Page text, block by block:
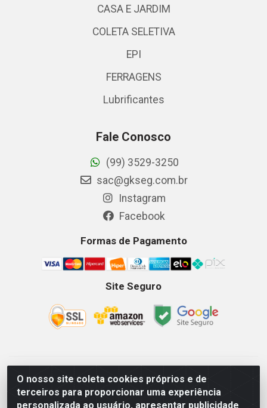
O nosso site coleta cookies próprios e de
terceiros para proporcionar uma experiência
personalizada ao usuário, apresentar publicidade
CASA E JARDIM
COLETA SELETIVA
EPI
FERRAGENS
Lubrificantes
Fale Conosco
(99) 3529-3250
sac@gkseg.com.br
Instagram
Facebook
Formas de Pagamento
Site Seguro
GKSEG EPI Maquinas e Equipamentos LTDA - Av. Getulio
Vargas, 2066 Centro, Imperatriz/MA - CEP 65.903-280 - CNPJ
11.191.946/0001-07 - Horários: Segunda-Sexta 08as18hs,